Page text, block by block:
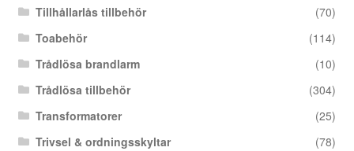
Tillhållarlås tillbehör
(70)
Toabehör
(114)
Trådlösa brandlarm
(10)
Trådlösa tillbehör
(304)
Transformatorer
(25)
Trivsel & ordningsskyltar
(78)